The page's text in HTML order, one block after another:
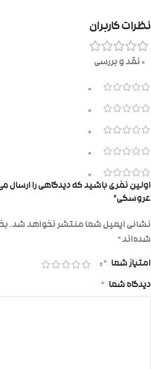
نظرات کاربران
0 نقد و بررسی
0
0
0
0
0
اولین نفری باشید که دیدگاهی را ارسال
عروسکی”
نشانی ایمیل شما منتشر نخواهد شد.
شده‌اند*
امتیاز شما *
دیدگاه شما *